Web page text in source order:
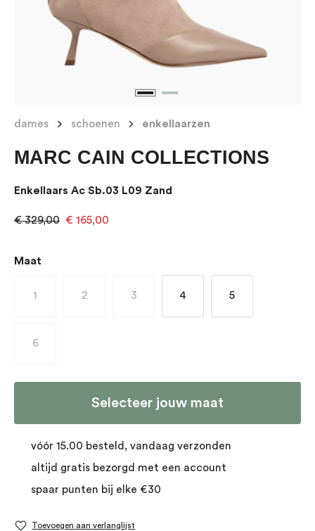
dames schoenen enkellaarzen
MARC CAIN COLLECTIONS
Enkellaars Ac Sb.03 L09 Zand
€ 329,00 € 165,00
Selecteer
Maat
1
(Deze optie is momenteel niet beschikbaar.)
2
(Deze optie is momenteel niet beschikbaar.)
3
(Deze optie is momenteel niet
4 5
6
(Deze optie is momenteel niet beschikbaar.)
Selecteer jouw maat
vóór 15.00 besteld, vandaag verzonden
altijd gratis bezorgd met een account
spaar punten bij elke €30
Toevoegen aan verlanglijst